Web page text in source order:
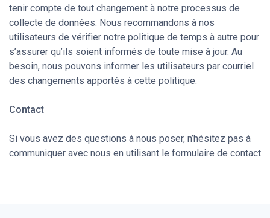
tenir compte de tout changement à notre processus de
collecte de données. Nous recommandons à nos
utilisateurs de vérifier notre politique de temps à autre pour
s’assurer qu’ils soient informés de toute mise à jour. Au
besoin, nous pouvons informer les utilisateurs par courriel
des changements apportés à cette politique.
Contact
Si vous avez des questions à nous poser, n’hésitez pas à
communiquer avec nous en utilisant le formulaire de contact